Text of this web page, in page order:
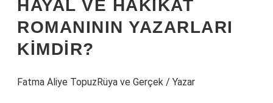
HAYAL VE HAKIKAT
ROMANININ YAZARLARI
KIMDIR?
Fatma Aliye TopuzRüya ve Gerçek / Yazar